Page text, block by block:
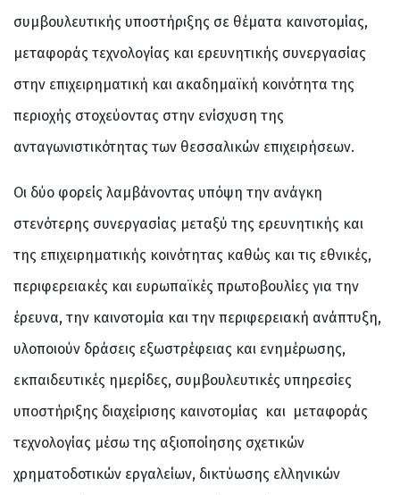
συμβουλευτικής υποστήριξης σε θέματα καινοτομίας,
μεταφοράς τεχνολογίας και ερευνητικής συνεργασίας
στην επιχειρηματική και ακαδημαϊκή κοινότητα της
περιοχής στοχεύοντας στην ενίσχυση της
ανταγωνιστικότητας των θεσσαλικών επιχειρήσεων.
Οι δύο φορείς λαμβάνοντας υπόψη την ανάγκη
στενότερης συνεργασίας μεταξύ της ερευνητικής και
της επιχειρηματικής κοινότητας καθώς και τις εθνικές,
περιφερειακές και ευρωπαϊκές πρωτοβουλίες για την
έρευνα, την καινοτομία και την περιφερειακή ανάπτυξη,
υλοποιούν δράσεις εξωστρέφειας και ενημέρωσης,
εκπαιδευτικές ημερίδες, συμβουλευτικές υπηρεσίες
υποστήριξης διαχείρισης καινοτομίας και μεταφοράς
τεχνολογίας μέσω της αξιοποίησης σχετικών
χρηματοδοτικών εργαλείων, δικτύωσης ελληνικών